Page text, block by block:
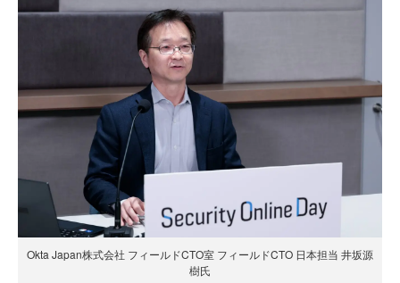
Okta Japan株式会社 フィールドCTO室 フィールドCTO 日本担当 井坂源
樹氏